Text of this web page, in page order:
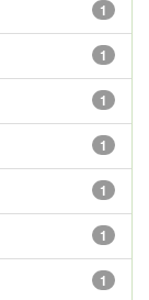
1
1
1
1
1
1
1